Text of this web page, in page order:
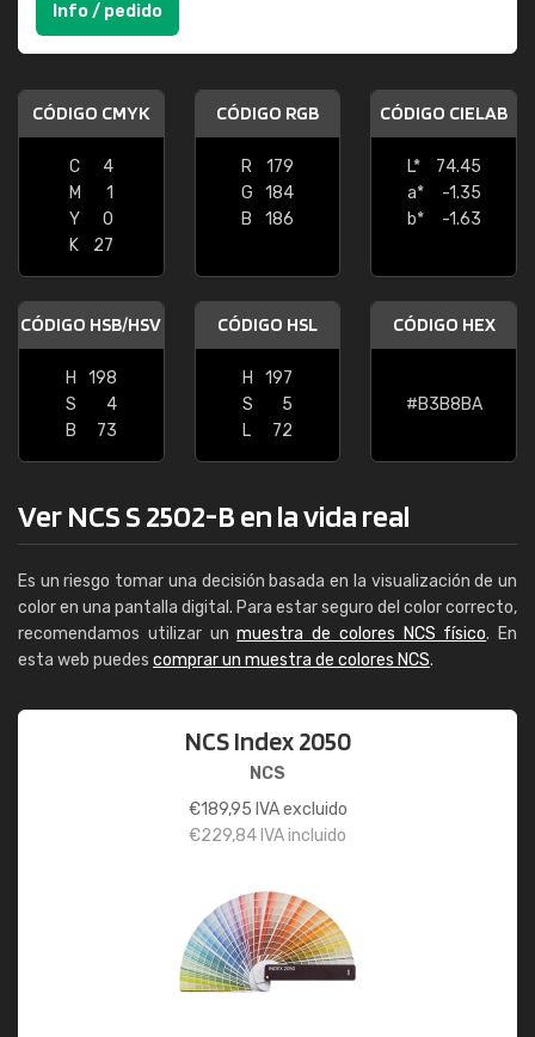
Info / pedido
CÓDIGO CMYK
C
4
M
1
Y
0
K
27
CÓDIGO RGB
R
179
G
184
B
186
CÓDIGO CIELAB
L*
74.45
a*
-1.35
b*
-1.63
CÓDIGO HSB/HSV
H
198
S
4
B
73
CÓDIGO HSL
H
197
S
5
L
72
CÓDIGO HEX
#B3B8BA
Ver NCS S 2502-B en la vida real
Es un riesgo tomar una decisión basada en la visualización de un
color en una pantalla digital. Para estar seguro del color correcto,
recomendamos utilizar unmuestra de colores NCS físico. En
esta web puedes comprar un muestra de colores NCS.
NCS Index 2050
NCS
€189,95 IVA excluido
€229,84 IVA incluido